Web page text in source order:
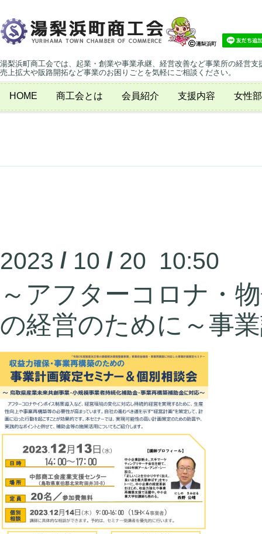
湯梨浜町商工会では、起業・創業や事業承継、経営改善など事業所の経営支
売上拡大や販路開拓など事業のお困りごとを気軽にご相談ください。
HOME 商工会とは 会員紹介 支援内容 女性部
2023 / 10 / 20 10:50
～アフターコロナ・
の経営のために～事